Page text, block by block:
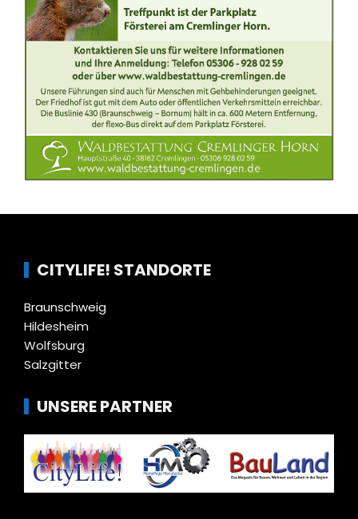
CITYLIFE! STANDORTE
Braunschweig
Hildesheim
Wolfsburg
Salzgitter
UNSERE PARTNER